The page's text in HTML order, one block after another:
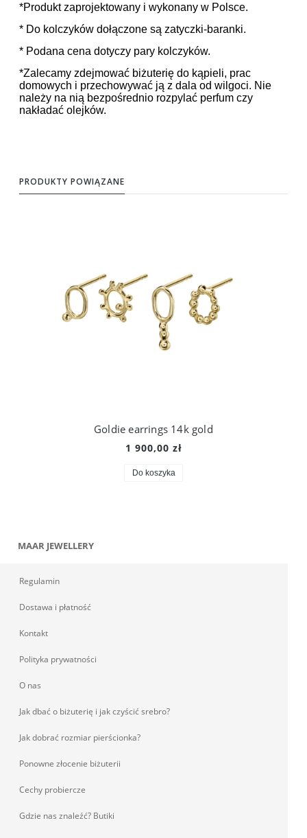
*Produkt zaprojektowany i wykonany w Polsce.
* Do kolczyków dołączone są zatyczki-baranki.
* Podana cena dotyczy pary kolczyków.
*Zalecamy zdejmować biżuterię do kąpieli, prac
domowych i przechowywać ją z dala od wilgoci. Nie
należy na nią bezpośrednio rozpylać perfum czy
nakładać olejków.
PRODUKTY POWIĄZANE
Goldie earrings 14k gold
1 900,00 zł
Do koszyka
MAAR JEWELLERY
Regulamin
Dostawa i płatność
Kontakt
Polityka prywatności
O nas
Jak dbać o biżuterię i jak czyścić srebro?
Jak dobrać rozmiar pierścionka?
Ponowne złocenie biżuterii
Cechy probiercze
Gdzie nas znaleźć? Butiki